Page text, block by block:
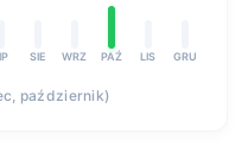
SIE WRZ PAŹ LIS GRU
październik)